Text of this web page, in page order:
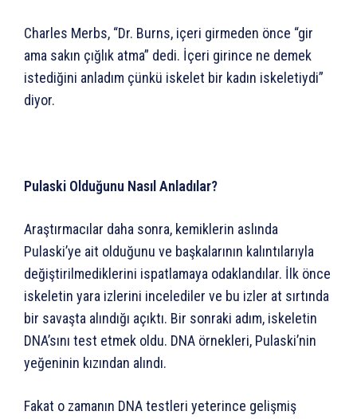
Charles Merbs, “Dr. Burns, içeri girmeden önce “gir
ama sakın çığlık atma” dedi. İçeri girince ne demek
istediğini anladım çünkü iskelet bir kadın iskeletiydi”
diyor.
Pulaski Olduğunu Nasıl Anladılar?
Araştırmacılar daha sonra, kemiklerin aslında
Pulaski’ye ait olduğunu ve başkalarının kalıntılarıyla
değiştirilmediklerini ispatlamaya odaklandılar. İlk önce
iskeletin yara izlerini incelediler ve bu izler at sırtında
bir savaşta alındığı açıktı. Bir sonraki adım, iskeletin
DNA’sını test etmek oldu. DNA örnekleri, Pulaski’nin
yeğeninin kızından alındı.
Fakat o zamanın DNA testleri yeterince gelişmiş